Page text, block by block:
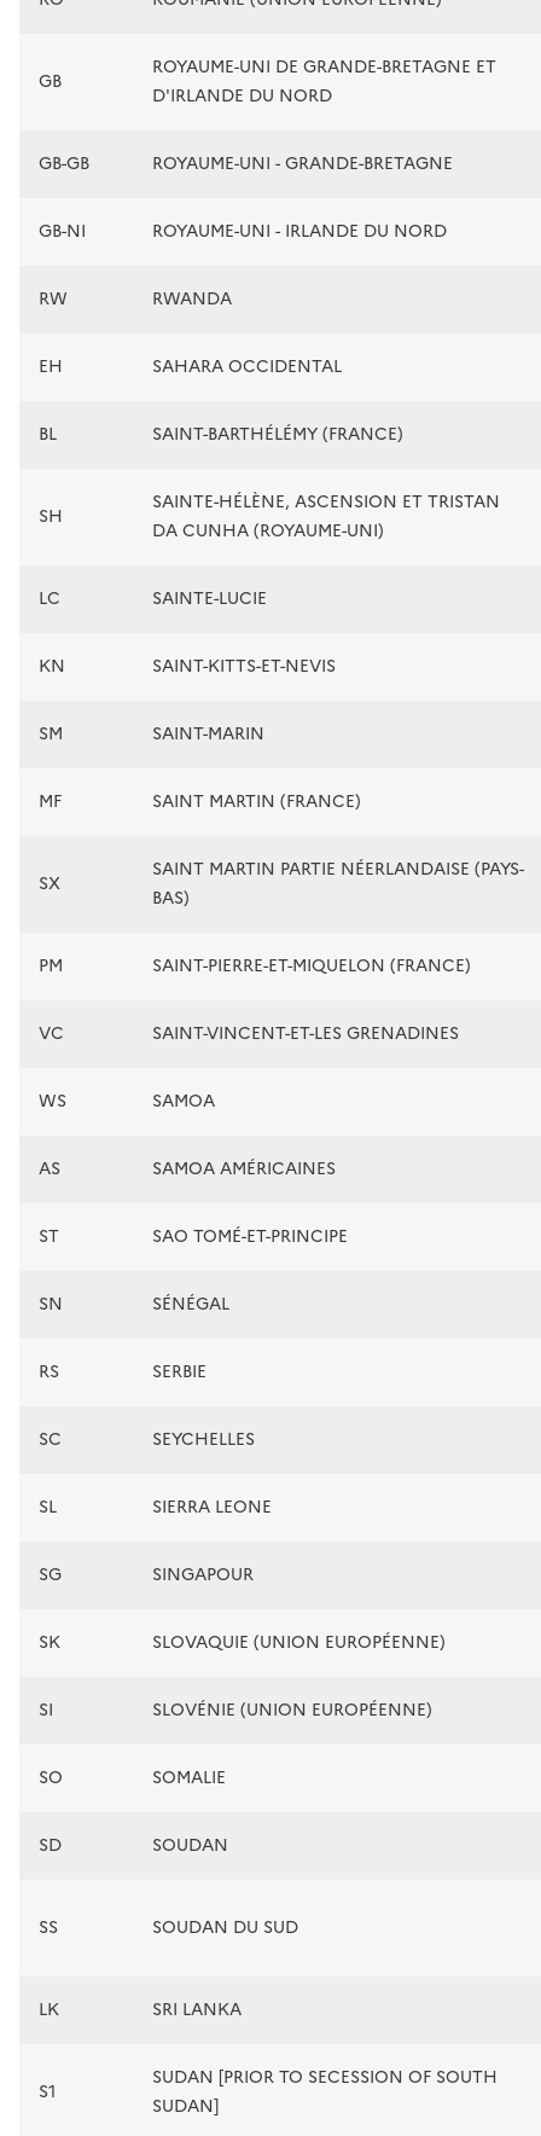
GB
ROYAUME-UNI DE GRANDE-BRETAGNE ET
D'IRLANDE DU NORD
GB-GB ROYAUME-UNI - GRANDE-BRETAGNE
GB-NI ROYAUME-UNI - IRLANDE DU NORD
RW RWANDA
EH SAHARA OCCIDENTAL
BL SAINT-BARTHÉLÉMY (FRANCE)
SH
SAINTE-HÉLÈNE, ASCENSION ET TRISTAN
DA CUNHA (ROYAUME-UNI)
LC SAINTE-LUCIE
KN SAINT-KITTS-ET-NEVIS
SM SAINT-MARIN
MF SAINT MARTIN (FRANCE)
SX
SAINT MARTIN PARTIE NÉERLANDAISE (PAYS-
BAS)
PM SAINT-PIERRE-ET-MIQUELON (FRANCE)
VC SAINT-VINCENT-ET-LES GRENADINES
WS SAMOA
AS SAMOA AMÉRICAINES
ST SAO TOMÉ-ET-PRINCIPE
SN SÉNÉGAL
RS SERBIE
SC SEYCHELLES
SL SIERRA LEONE
SG SINGAPOUR
SK SLOVAQUIE (UNION EUROPÉENNE)
SI SLOVÉNIE (UNION EUROPÉENNE)
SO SOMALIE
SD SOUDAN
SS SOUDAN DU SUD
LK SRI LANKA
S1
SUDAN [PRIOR TO SECESSION OF SOUTH
SUDAN]